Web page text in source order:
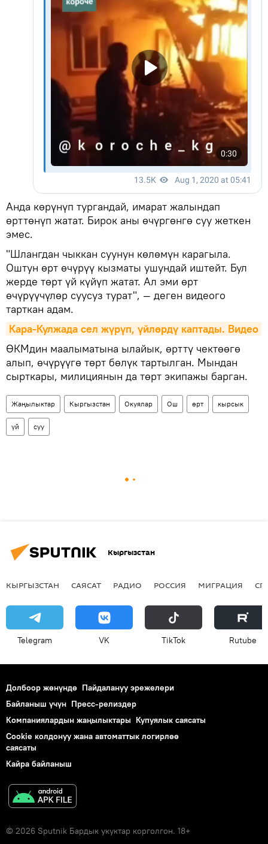
Анда көрүнүп тургандай, имарат жалындап
өрттөнүп жатат. Бирок аны өчүргөнгө суу жеткен
эмес.
"Шлангдан чыккан суунун көлөмүн карагыла.
Оштун өрт өчүрүү кызматы ушундай иштейт. Бул
жерде төрт үй күйүп жатат. Ал эми өрт
өчүрүүчүлөр суусуз турат", — деген видеого
тарткан адам.
Кара-Кулжада сел жүрүп, үйлөрдү каптады. Видео
ӨКМдин маалыматына ылайык, өрттү чектөөгө
алып, өчүрүүгө төрт бөлүк тартылган. Мындан
сырткары, милициянын да төрт экипажы барган.
Жаңылыктар Кыргызстан Окуялар Ош өрт кырсык
үй суу
Кыргызстан
КЫРГЫЗСТАН САЯСАТ РАДИО РОССИЯ МИГРАЦИЯ
Telegram VK ТikТоk Rutube
Долбоор жөнүндө Пайдалануу эрежелери
Байланыш үчүн Пресс-релиздер
Компаниялардын жаңылыктары Купуялык саясаты
Cookie колдонуу жана автоматтык логирлөө
саясаты
Кайра байланыш
© 2026 Sputnik Бардык укуктар корголгон. 18+